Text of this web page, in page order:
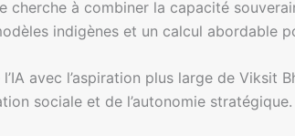
cherche à combiner la capacité
indigènes et un calcul abordable
avec l’aspiration plus large de Viksit
sociale et de l’autonomie stratégique.